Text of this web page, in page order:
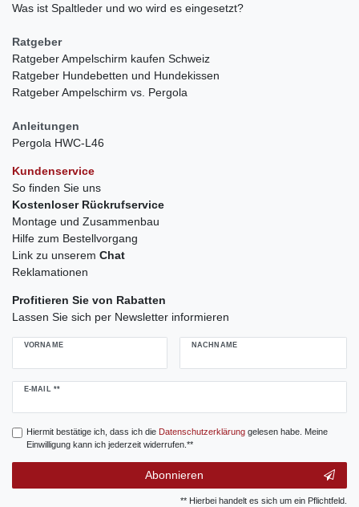
Was ist Spaltleder und wo wird es eingesetzt?
Ratgeber
Ratgeber Ampelschirm kaufen Schweiz
Ratgeber Hundebetten und Hundekissen
Ratgeber Ampelschirm vs. Pergola
Anleitungen
Pergola HWC-L46
Kundenservice
So finden Sie uns
Kostenloser Rückrufservice
Montage und Zusammenbau
Hilfe zum Bestellvorgang
Link zu unserem Chat
Reklamationen
Profitieren Sie von Rabatten
Lassen Sie sich per Newsletter informieren
VORNAME NACHNAME
E-MAIL **
Newsletter
Hiermit bestätige ich, dass ich die Daten­schutz­erklärunggelesen habe. Meine
Einwilligung kann ich jederzeit widerrufen.**
Abonnieren
** Hierbei handelt es sich um ein Pflichtfeld.